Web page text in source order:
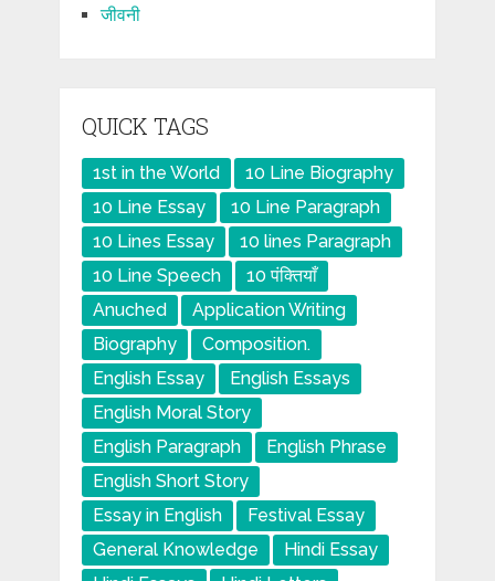
जीवनी
QUICK TAGS
1st in the World
10 Line Biography
10 Line Essay
10 Line Paragraph
10 Lines Essay
10 lines Paragraph
10 Line Speech
10 पंक्तियाँ
Anuched
Application Writing
Biography
Composition.
English Essay
English Essays
English Moral Story
English Paragraph
English Phrase
English Short Story
Essay in English
Festival Essay
General Knowledge
Hindi Essay